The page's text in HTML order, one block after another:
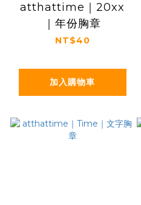
atthattime｜20xx
｜年份胸章
NT$40
加入購物車